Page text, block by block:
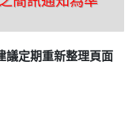
議定期重新整理頁面